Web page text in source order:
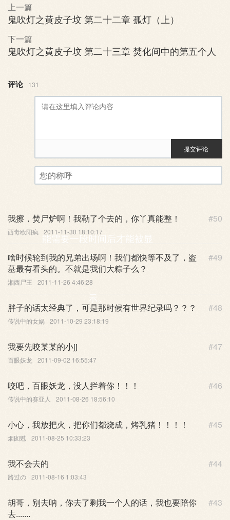
上一篇
鬼吹灯之黄皮子坟 第二十二章 孤灯（上）
下一篇
鬼吹灯之黄皮子坟 第二十三章 焚化间中的第五个人
评论 131
评论审核已启用。您的评论可
能需要一段时间后才能被显
示。
提交评论
#50
我擦，焚尸炉啊！我勒了个去的，你丫真能整！
西毒欧阳疯 2011-11-30 18:10:17
#49
啥时候轮到我的兄弟出场啊！我们都快等不及了，盗
墓最有看头的。不就是我们大粽子么？
湘西尸王 2011-11-26 4:46:28
#48
胖子的话太经典了，可是那时候有世界纪录吗？？？
传说中的女娲 2011-10-29 23:18:19
#47
我要先咬某某的小jj
百眼妖龙 2011-09-02 16:55:47
#46
咬吧，百眼妖龙，没人拦着你！！！
传说中的赛亚人 2011-08-26 18:56:10
#45
小心，我放把火，把你们都烧成，烤乳猪！！！！
烟囱䙸 2011-08-25 10:33:23
#44
我不会去的
路过の 2011-08-16 1:03:43
#43
胡哥，别去呐，你去了剩我一个人的话，我也要陪你
去.......